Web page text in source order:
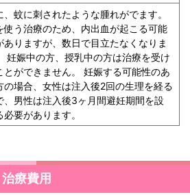
、蚊に刺されたような腫れがでます。
使う治療のため、内出血が起こる可能
ありますが、数日で目立たなくなりま
妊娠中の方、授乳中の方は治療を受け
とができません。 妊娠する可能性のあ
の場合、女性は注入後2回の生理を経る
、男性は注入後3ヶ月間避妊期間を設
必要があります。
療費用